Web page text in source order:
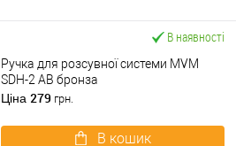
В наявності
Ручка для розсувної системи MVM
SDH-2 AB бронза
Ціна 279 грн.
В кошик